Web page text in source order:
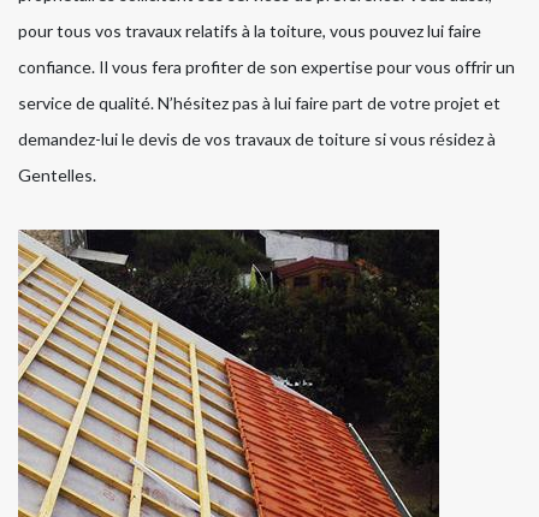
pour tous vos travaux relatifs à la toiture, vous pouvez lui faire
confiance. Il vous fera profiter de son expertise pour vous offrir un
service de qualité. N’hésitez pas à lui faire part de votre projet et
demandez-lui le devis de vos travaux de toiture si vous résidez à
Gentelles.